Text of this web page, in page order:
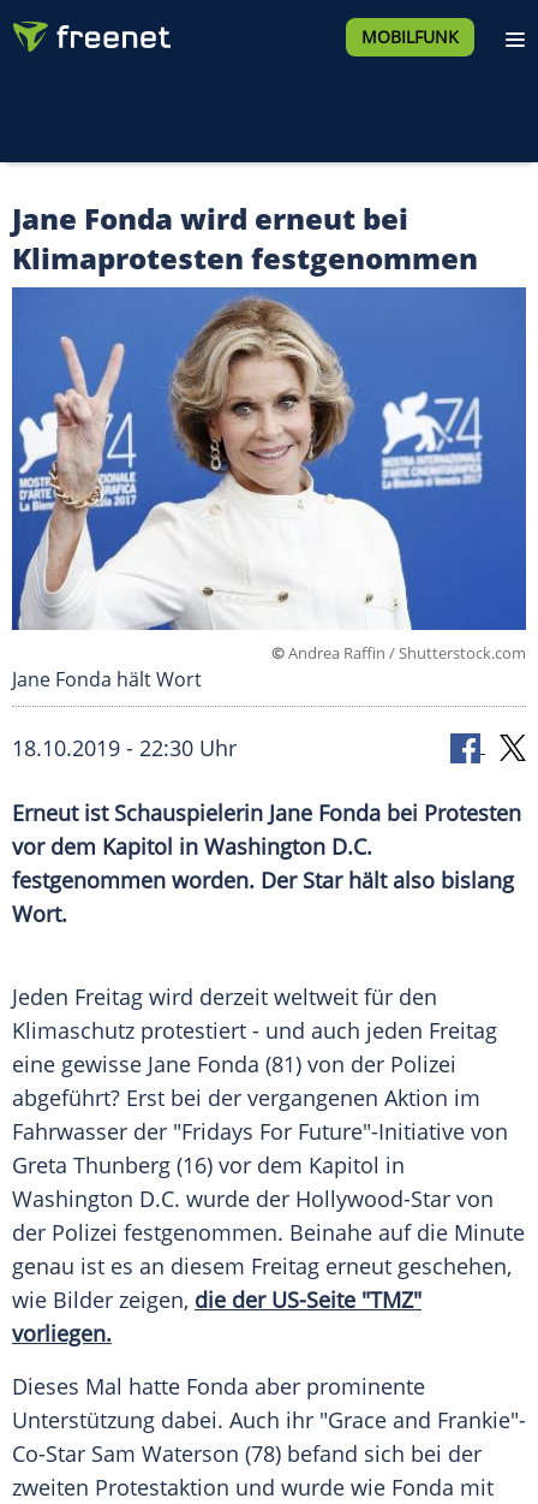
MOBILFUNK
Jane Fonda wird erneut bei
Klimaprotesten festgenommen
©Andrea Raffin / Shutterstock.com
Jane Fonda hält Wort
18.10.2019 - 22:30 Uhr
Erneut ist Schauspielerin Jane Fonda bei Protesten
vor dem Kapitol in Washington D.C.
festgenommen worden. Der Star hält also bislang
Wort.
Jeden Freitag wird derzeit weltweit für den
Klimaschutz protestiert - und auch jeden Freitag
eine gewisse Jane Fonda (81) von der Polizei
abgeführt? Erst bei der vergangenen Aktion im
Fahrwasser der "Fridays For Future"-Initiative von
Greta Thunberg (16) vor dem Kapitol in
Washington D.C. wurde der Hollywood-Star von
der Polizei festgenommen. Beinahe auf die Minute
genau ist es an diesem Freitag erneut geschehen,
wie Bilder zeigen, die der US-Seite "TMZ"
vorliegen.
Dieses Mal hatte Fonda aber prominente
Unterstützung dabei. Auch ihr "Grace and Frankie"-
Co-Star Sam Waterson (78) befand sich bei der
zweiten Protestaktion und wurde wie Fonda mit